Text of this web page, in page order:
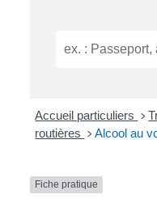
Accueil particuliers >
routières > Alcool au
Fiche pratique